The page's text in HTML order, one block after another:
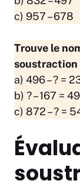
c) 957 – 678
Trouve le
soustraction
a) 496 – ? =
b) ? – 167 =
c) 872 – ? =